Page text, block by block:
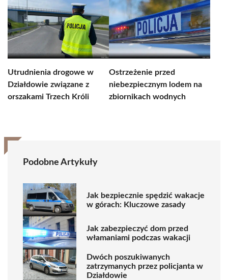
Utrudnienia drogowe w
Działdowie związane z
orszakami Trzech Króli
Ostrzeżenie przed
niebezpiecznym lodem na
zbiornikach wodnych
Podobne Artykuły
Jak bezpiecznie spędzić wakacje
w górach: Kluczowe zasady
Jak zabezpieczyć dom przed
włamaniami podczas wakacji
Dwóch poszukiwanych
zatrzymanych przez policjanta w
Działdowie